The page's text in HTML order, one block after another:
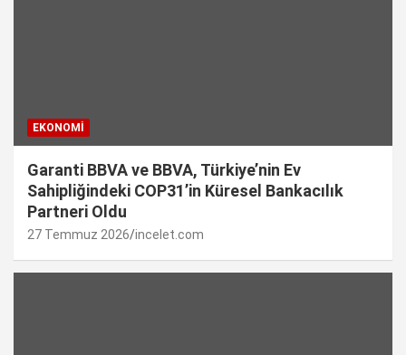
EKONOMI
Garanti BBVA ve BBVA, Türkiye’nin Ev
Sahipliğindeki COP31’in Küresel Bankacılık
Partneri Oldu
27 Temmuz 2026 incelet.com